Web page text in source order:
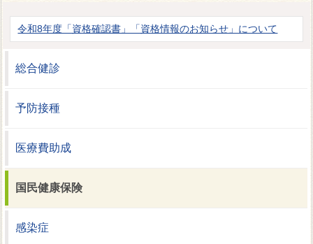
令和8年度「資格確認書」「資格情報のお知らせ」について
総合健診
予防接種
医療費助成
国民健康保険
感染症